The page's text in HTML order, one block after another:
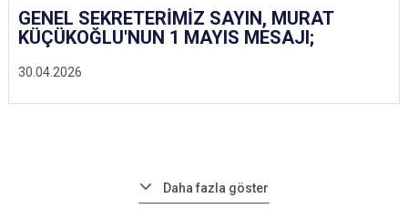
30.04.2026
GENEL SEKRETERİMİZ SAYIN, MURAT
KÜÇÜKOĞLU'NUN 1 MAYIS MESAJI;
Daha fazla göster